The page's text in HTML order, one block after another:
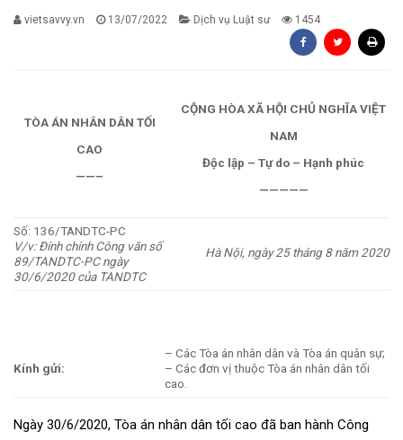
vietsavvy.vn 13/07/2022 Dịch vụ Luật sư 1454
TÒA ÁN NHÂN DÂN TỐI
CAO
——–
CỘNG HÒA XÃ HỘI CHỦ NGHĨA VIỆT
NAM
Độc lập – Tự do – Hạnh phúc
—————
Số: 136/TANDTC-PC
V/v: Đính chính Công văn số
89/TANDTC-PC ngày
30/6/2020 của TANDTC
Hà Nội, ngày 25 tháng 8 năm 2020
Kính gửi:
– Các Tòa án nhân dân và Tòa án quân sự;
– Các đơn vị thuộc Tòa án nhân dân tối
cao.
Ngày 30/6/2020, Tòa án nhân dân tối cao đã ban hành Công